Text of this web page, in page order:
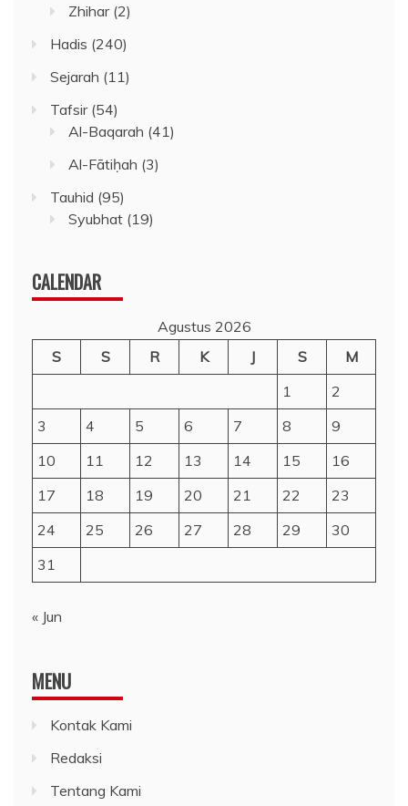
Zhihar(2)
Hadis (240)
Sejarah (11)
Tafsir(54)
Al-Baqarah (41)
Al-Fātiḥah (3)
Tauhid (95)
Syubhat (19)
CALENDAR
Agustus 2026
S
S R K J S
M
1
2
3
4 5 6 7 8
9
10
11 12 13 14 15
16
17
18 19 20 21 22
23
24
25 26 27 28 29
30
31
« Jun
MENU
Kontak Kami
Redaksi
Tentang Kami